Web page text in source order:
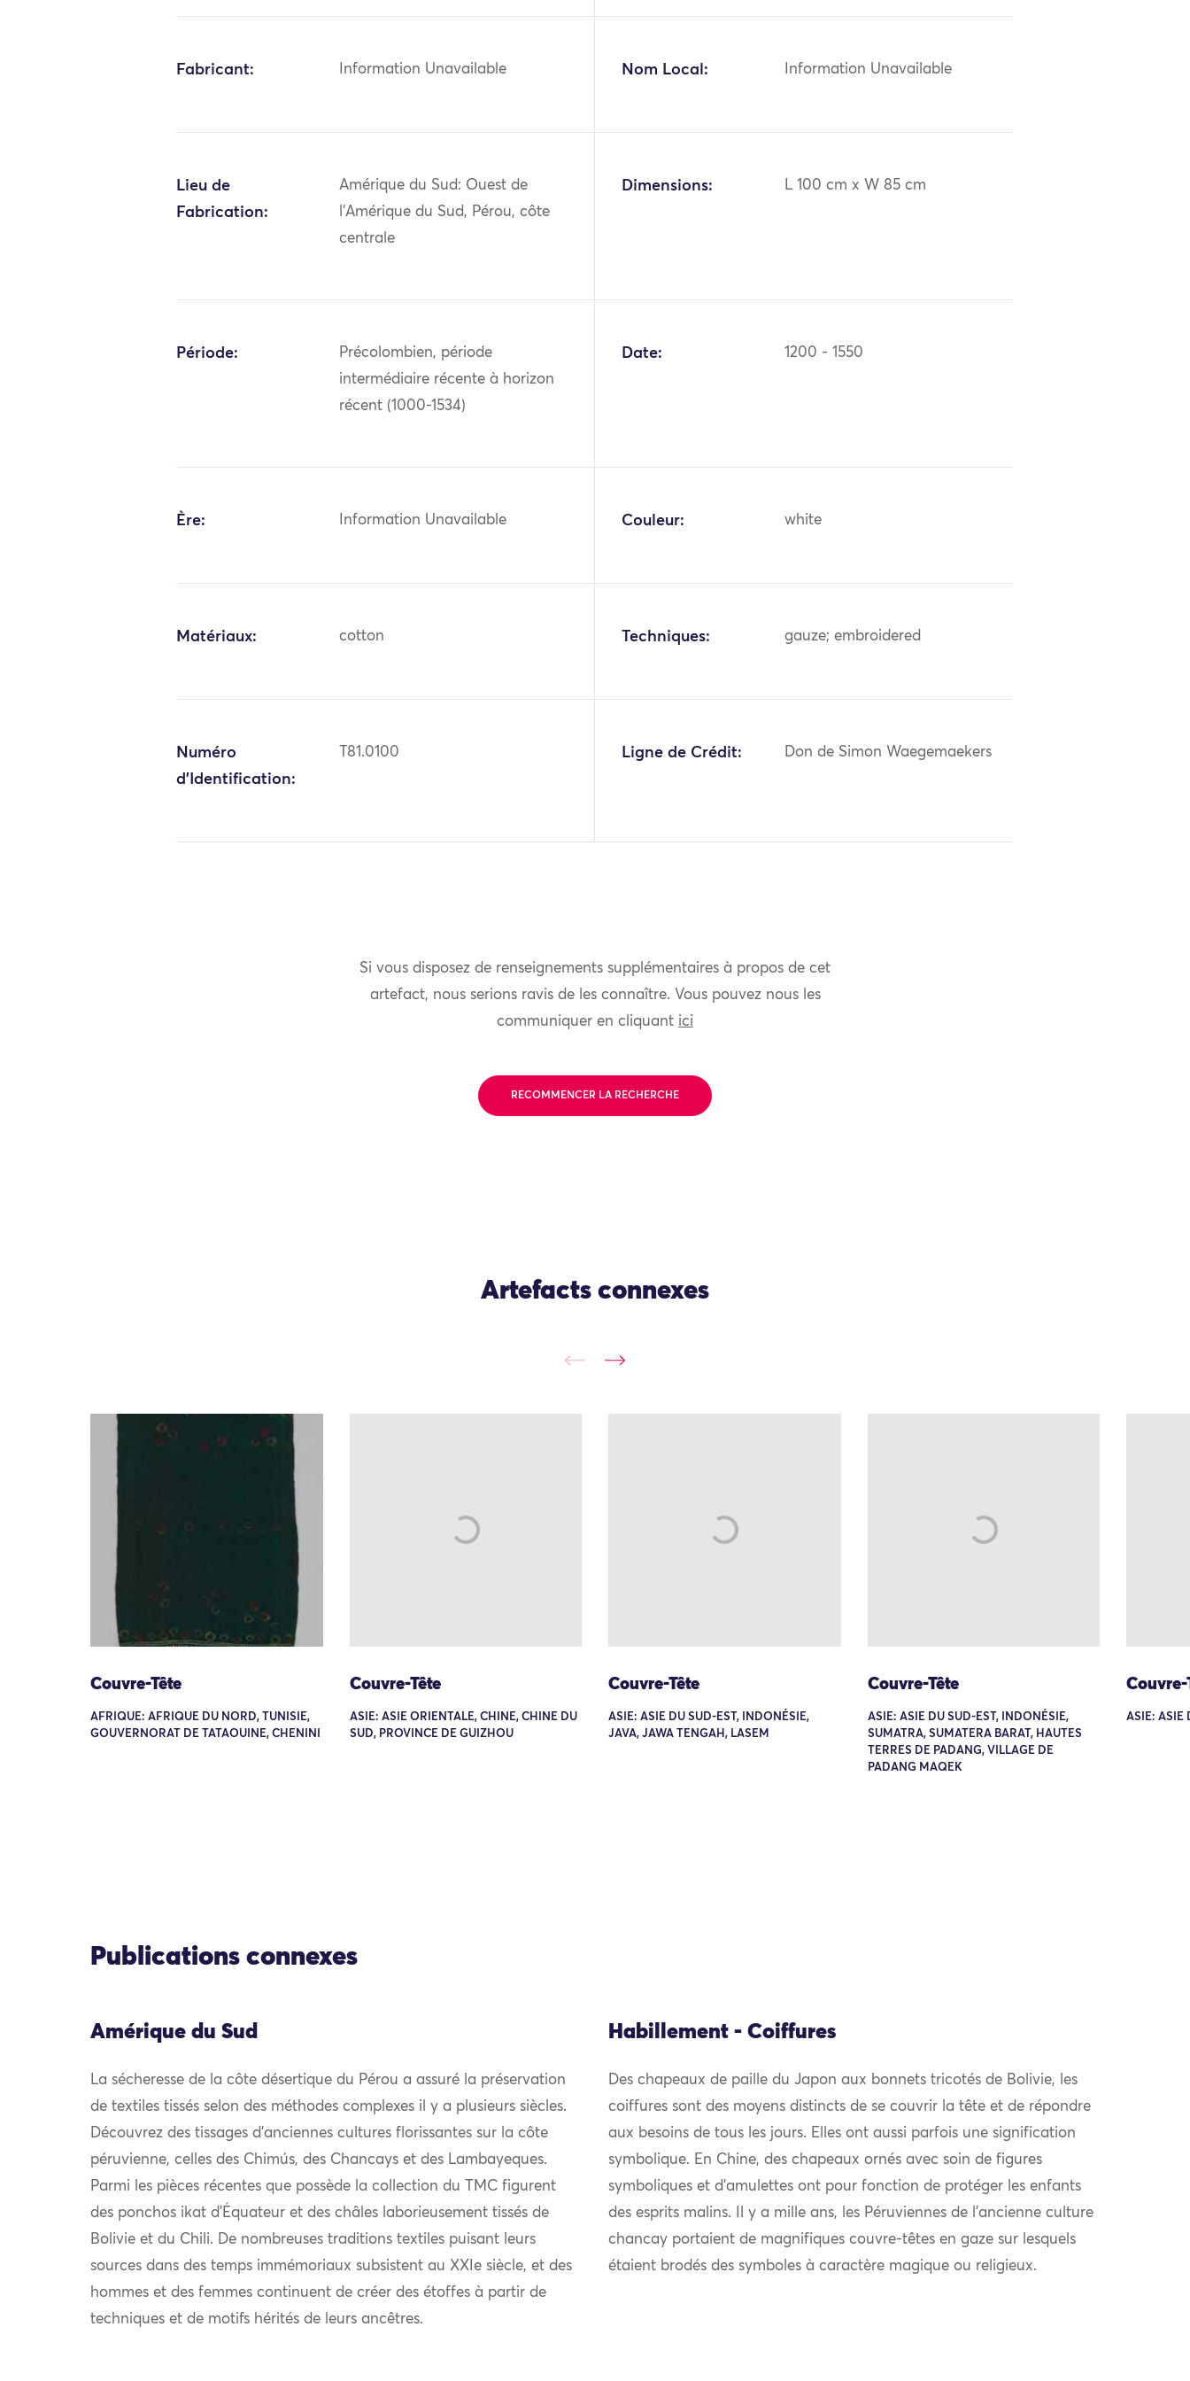
Fabricant: Information Unavailable Nom Local: Information Unavailable
Lieu de
Fabrication:
Amérique du Sud: Ouest de
l'Amérique du Sud, Pérou, côte
centrale
Dimensions: L 100 cm x W 85 cm
Période:
Précolombien, période
intermédiaire récente à horizon
récent (1000-1534)
Date: 1200 - 1550
Ère: Information Unavailable Couleur: white
Matériaux: cotton Techniques: gauze; embroidered
Numéro
d'Identification:
T81.0100 Ligne de Crédit: Don de Simon Waegemaekers
Si vous disposez de renseignements supplémentaires à propos de cet
artefact, nous serions ravis de les connaître. Vous pouvez nous les
communiquer en cliquant ici
RECOMMENCER LA RECHERCHE
Artefacts connexes
Couvre-Tête
AFRIQUE: AFRIQUE DU NORD, TUNISIE,
GOUVERNORAT DE TATAOUINE, CHENINI
Couvre-Tête
ASIE: ASIE ORIENTALE, CHINE, CHINE DU
SUD, PROVINCE DE GUIZHOU
Couvre-Tête
ASIE: ASIE DU SUD-EST, INDONÉSIE,
JAVA, JAWA TENGAH, LASEM
Couvre-Tête
ASIE: ASIE DU SUD-EST, INDONÉSIE,
SUMATRA, SUMATERA BARAT, HAUTES
TERRES DE PADANG, VILLAGE DE
PADANG MAQEK
Couvre-
ASIE: ASIE
Publications connexes
Amérique du Sud
La sécheresse de la côte désertique du Pérou a assuré la préservation
de textiles tissés selon des méthodes complexes il y a plusieurs siècles.
Découvrez des tissages d’anciennes cultures florissantes sur la côte
péruvienne, celles des Chimús, des Chancays et des Lambayeques.
Parmi les pièces récentes que possède la collection du TMC figurent
des ponchos ikat d’Équateur et des châles laborieusement tissés de
Bolivie et du Chili. De nombreuses traditions textiles puisant leurs
sources dans des temps immémoriaux subsistent au XXIe siècle, et des
hommes et des femmes continuent de créer des étoffes à partir de
techniques et de motifs hérités de leurs ancêtres.
Habillement - Coiffures
Des chapeaux de paille du Japon aux bonnets tricotés de Bolivie, les
coiffures sont des moyens distincts de se couvrir la tête et de répondre
aux besoins de tous les jours. Elles ont aussi parfois une signification
symbolique. En Chine, des chapeaux ornés avec soin de figures
symboliques et d’amulettes ont pour fonction de protéger les enfants
des esprits malins. Il y a mille ans, les Péruviennes de l’ancienne culture
chancay portaient de magnifiques couvre-têtes en gaze sur lesquels
étaient brodés des symboles à caractère magique ou religieux.